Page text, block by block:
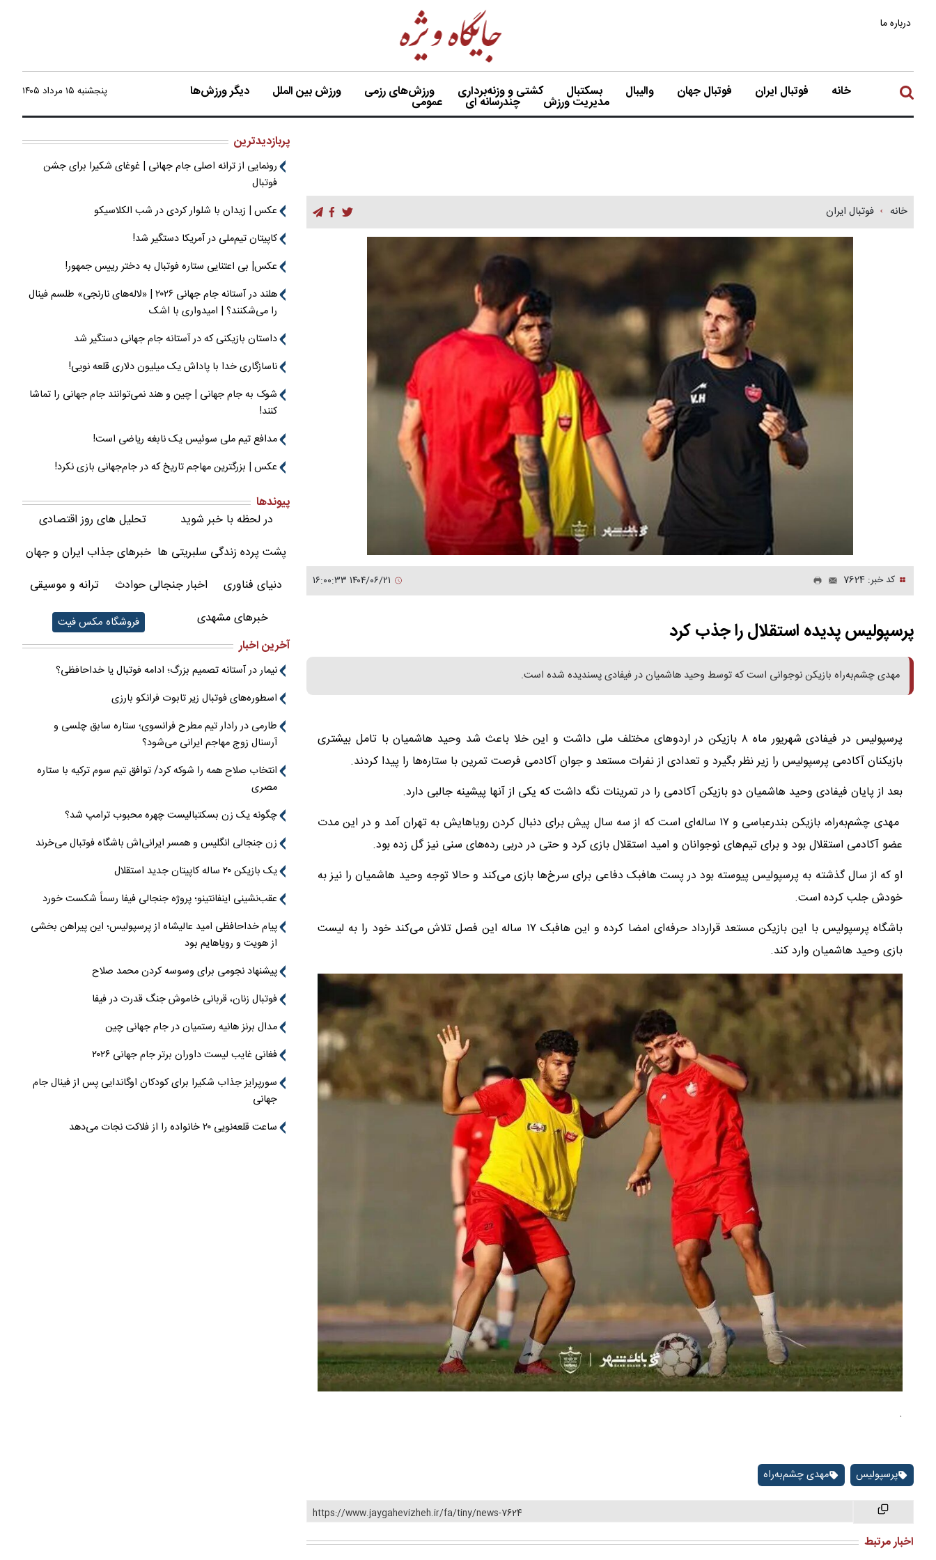
درباره ما
خانه فوتبال ایران فوتبال جهان والیبال بسکتبال کشتی و وزنه‌برداری ورزش‌های رزمی ورزش بین الملل دیگر ورزش‌ها
مدیریت ورزش چندرسانه ای عمومی
پنجشنبه ۱۵ مرداد ۱۴۰۵
خانه فوتبال ایران
کد خبر: 7624
پرسپولیس پدیده استقلال را جذب کرد
مهدی چشم‌به‌راه بازیکن نوجوانی است که توسط وحید هاشمیان در فیفادی پسندیده شده است.
پرسپولیس در فیفادی شهریور ماه ۸ بازیکن در اردوهای مختلف ملی داشت و این خلا باعث شد وحید هاشمیان با تامل بیشتری
بازیکنان آکادمی پرسپولیس را زیر نظر بگیرد و تعدادی از نفرات مستعد و جوان آکادمی فرصت تمرین با ستاره‌ها را پیدا کردند.
بعد از پایان فیفادی وحید هاشمیان دو بازیکن آکادمی را در تمرینات نگه داشت که یکی از آنها پیشینه جالبی دارد.
مهدی چشم‌به‌راه، بازیکن بندرعباسی و ۱۷ ساله‌ای است که از سه سال پیش برای دنبال کردن رویاهایش به تهران آمد و در این مدت
عضو آکادمی استقلال بود و برای تیم‌های نوجوانان و امید استقلال بازی کرد و حتی در دربی رده‌های سنی نیز گل زده بود.
او که از سال گذشته به پرسپولیس پیوسته بود در پست هافبک دفاعی برای سرخ‌ها بازی می‌کند و حالا توجه وحید هاشمیان را نیز به
خودش جلب کرده است.
باشگاه پرسپولیس با این بازیکن مستعد قرارداد حرفه‌ای امضا کرده و این هافبک ۱۷ ساله این فصل تلاش می‌کند خود را به لیست
بازی وحید هاشمیان وارد کند.
.
پرسپولیس مهدی چشم‌به‌راه
https://www.jaygahevizheh.ir/fa/tiny/news-7624
اخبار مرتبط
پربازدیدترین
رونمایی از ترانه اصلی جام جهانی | غوغای شکیرا برای جشن
فوتبال
عکس | زیدان با شلوار کردی در شب الکلاسیکو
کاپیتان تیم‌ملی در آمریکا دستگیر شد!
عکس| بی اعتنایی ستاره فوتبال به دختر رییس جمهور!
هلند در آستانه جام جهانی ۲۰۲۶ | «لاله‌های نارنجی» طلسم فینال
را می‌شکنند؟ | امیدواری با اشک
داستان بازیکنی که در آستانه جام جهانی دستگیر شد
ناسازگاری خدا با پاداش یک میلیون دلاری قلعه نویی!
شوک به جام جهانی | چین و هند نمی‌توانند جام جهانی را تماشا
کنند!
مدافع تیم ملی سوئیس یک نابغه ریاضی است!
عکس | بزرگترین مهاجم تاریخ که در جام‌جهانی بازی نکرد!
پیوندها
در لحظه با خبر شوید
تحلیل های روز اقتصادی
پشت پرده زندگی سلبریتی ها خبرهای جذاب ایران و جهان
دنیای فناوری
اخبار جنجالی حوادث
ترانه و موسیقی
خبرهای مشهدی
فروشگاه مکس فیت
آخرین اخبار
نیمار در آستانه تصمیم بزرگ؛ ادامه فوتبال یا خداحافظی؟
اسطوره‌های فوتبال زیر تابوت فرانکو بارزی
طارمی در رادار تیم مطرح فرانسوی؛ ستاره سابق چلسی و
آرسنال زوج مهاجم ایرانی می‌شود؟
انتخاب صلاح همه را شوکه کرد/ توافق تیم سوم ترکیه با ستاره
مصری
چگونه یک زن بسکتبالیست چهره محبوب ترامپ شد؟
زن جنجالی انگلیس و همسر ایرانی‌اش باشگاه فوتبال می‌خرند
یک بازیکن ۲۰ ساله کاپیتان جدید استقلال
عقب‌نشینی اینفانتینو؛ پروژه جنجالی فیفا رسماً شکست خورد
پیام خداحافظی امید عالیشاه از پرسپولیس؛ این پیراهن بخشی
از هویت و رویاهایم بود
پیشنهاد نجومی برای وسوسه کردن محمد صلاح
فوتبال زنان، قربانی خاموش جنگ قدرت در فیفا
مدال برنز هانیه رستمیان در جام جهانی چین
فغانی غایب لیست داوران برتر جام جهانی ۲۰۲۶
سورپرایز جذاب شکیرا برای کودکان اوگاندایی پس از فینال جام
جهانی
ساعت قلعه‌نویی ۲۰ خانواده را از فلاکت نجات می‌دهد